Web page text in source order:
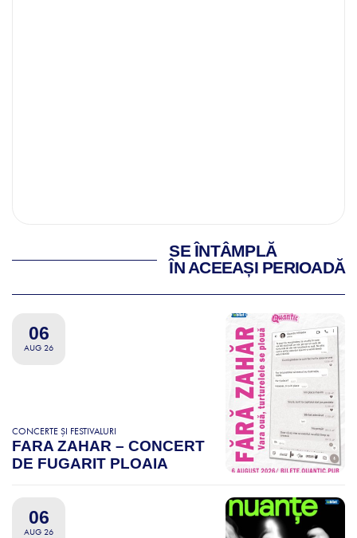
SE ÎNTÂMPLĂ
ÎN ACEEAȘI PERIOADĂ
06
AUG 26
CONCERTE ȘI FESTIVALURI
FARA ZAHAR – CONCERT
DE FUGARIT PLOAIA
06
AUG 26